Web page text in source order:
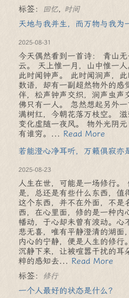
标签：
回忆, 时间
天地与我并生，而万物与我为
2025-08-31
今天偶然看到一首诗： 青山
云。 天上惟一月，山中惟一人
此时闻钟声。 此时闻涧声，
数语，却有一副超然物外的感
伴，松声钟声交织，涧声虫声
佛只有一人。 忽然想起另外
满树红，今朝花落万枝空。 滋
变化虚随一夜风。 物外光阴
有谁穷。... Read More
若能澄心净耳听，万籁俱寂亦
2025-08-23
人生在世，可能是一场修行。
是，总还是有些什么东西，值
这个东西，并不在外面，不是
西，在心里面，修的是一种内
幡动，于心却未曾有波动。心
悲无喜，唯有平静澄清的湖面
内心的宁静，便是人生的修行
沉静下来，让被喧嚣干扰的耳
粹的感知去... Read More
标签： 修行
一个人最好的状态是什么？